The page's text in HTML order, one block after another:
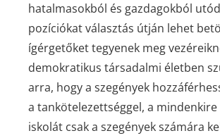
hatalmasokból és gazdagokból
pozíciókat választás útján lehet
ígérgetőket tegyenek meg
demokratikus társadalmi életben
arra, hogy a szegények
a tankötelezettséggel, a
iskolát csak a szegények számára